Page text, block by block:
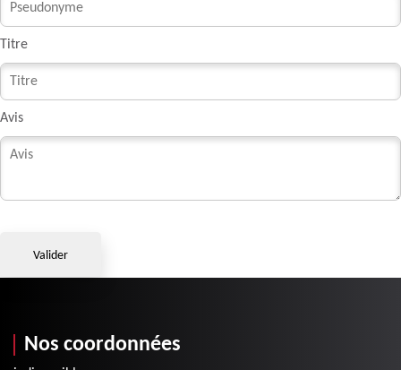
Titre
Avis
Nos coordonnées